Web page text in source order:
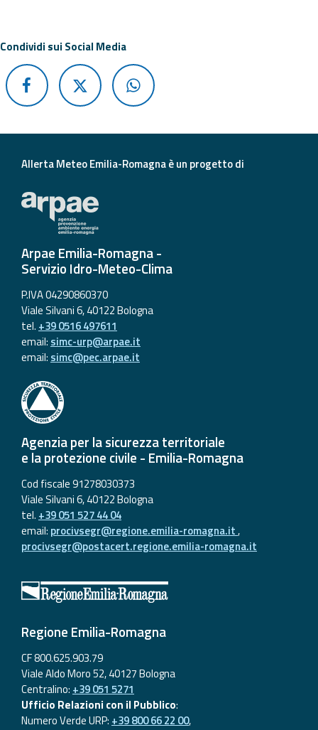
Operativi
Report
Informazioni
Domande
frequenti
Guida per gli
sviluppatori
Il progetto
Allerta
Meteo
Emilia-
Romagna
Contatti
Condividi sui Social Media
Allerta Meteo Emilia-Romagna è un progetto di
Arpae Emilia-Romagna -
Servizio Idro-Meteo-Clima
P.IVA 04290860370
Viale Silvani 6, 40122 Bologna
tel. +39 0516 497611
email: simc-urp@arpae.it
email: simc@pec.arpae.it
Agenzia per la sicurezza territoriale
e la protezione civile - Emilia-Romagna
Cod fiscale 91278030373
Viale Silvani 6, 40122 Bologna
tel. +39 051 527 44 04
email: procivsegr@regione.emilia-romagna.it,
procivsegr@postacert.regione.emilia-romagna.it
Regione Emilia-Romagna
CF 800.625.903.79
Viale Aldo Moro 52, 40127 Bologna
Centralino: +39 051 5271
Ufficio Relazioni con il Pubblico:
Numero Verde URP: +39 800 66 22 00,